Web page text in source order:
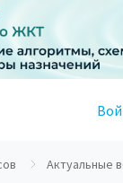
Актуальные